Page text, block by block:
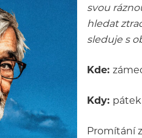
svou
hledat
sleduje s
Kde:
Kdy: pátek
Promítání